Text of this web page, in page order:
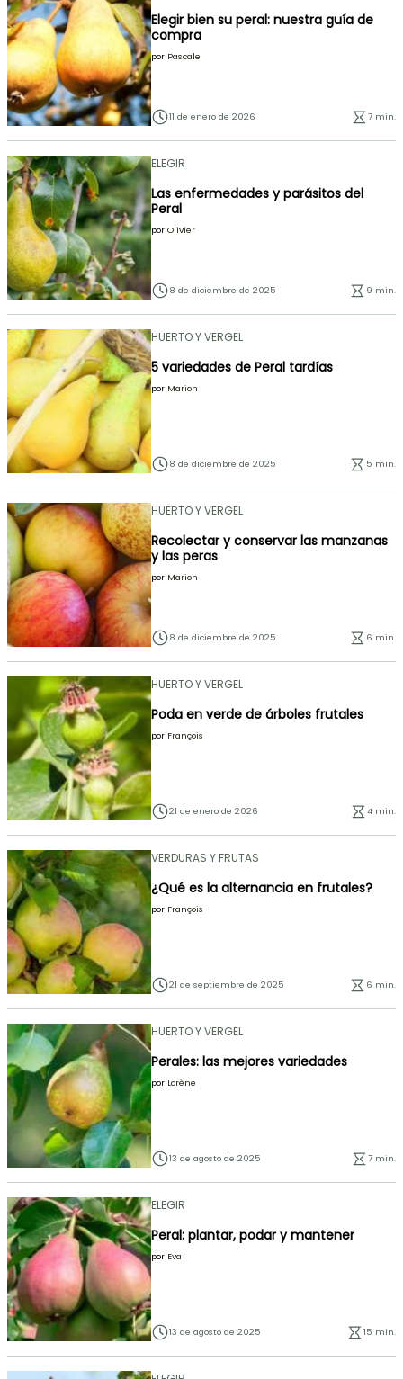
Elegir bien su peral: nuestra guía de
compra
por Pascale
11 de enero de 2026 7 min.
ELEGIR
Las enfermedades y parásitos del
Peral
por Olivier
8 de diciembre de 2025 9 min.
HUERTO Y VERGEL
5 variedades de Peral tardías
por Marion
8 de diciembre de 2025 5 min.
HUERTO Y VERGEL
Recolectar y conservar las manzanas
y las peras
por Marion
8 de diciembre de 2025 6 min.
HUERTO Y VERGEL
Poda en verde de árboles frutales
por François
21 de enero de 2026 4 min.
VERDURAS Y FRUTAS
¿Qué es la alternancia en frutales?
por François
21 de septiembre de 2025 6 min.
HUERTO Y VERGEL
Perales: las mejores variedades
por Lorène
13 de agosto de 2025 7 min.
ELEGIR
Peral: plantar, podar y mantener
por Eva
13 de agosto de 2025 15 min.